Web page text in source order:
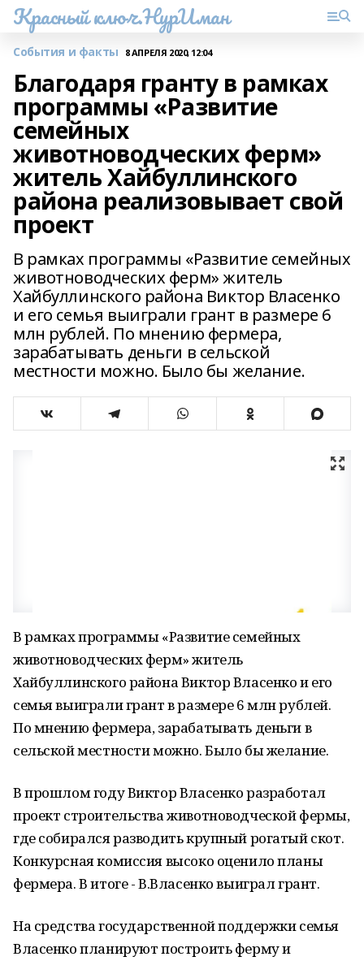
Красный ключ.НурИман
События и факты 8 АПРЕЛЯ 2020, 12:04
Благодаря гранту в рамках
программы «Развитие
семейных
животноводческих ферм»
житель Хайбуллинского
района реализовывает свой
проект
В рамках программы «Развитие семейных
животноводческих ферм» житель
Хайбуллинского района Виктор Власенко
и его семья выиграли грант в размере 6
млн рублей. По мнению фермера,
зарабатывать деньги в сельской
местности можно. Было бы желание.
В рамках программы «Развитие семейных
животноводческих ферм» житель
Хайбуллинского района Виктор Власенко и его
семья выиграли грант в размере 6 млн рублей.
По мнению фермера, зарабатывать деньги в
сельской местности можно. Было бы желание.
В прошлом году Виктор Власенко разработал
проект строительства животноводческой фермы,
где собирался разводить крупный рогатый скот.
Конкурсная комиссия высоко оценило планы
фермера. В итоге - В.Власенко выиграл грант.
На средства государственной поддержки семья
Власенко планируют построить ферму и